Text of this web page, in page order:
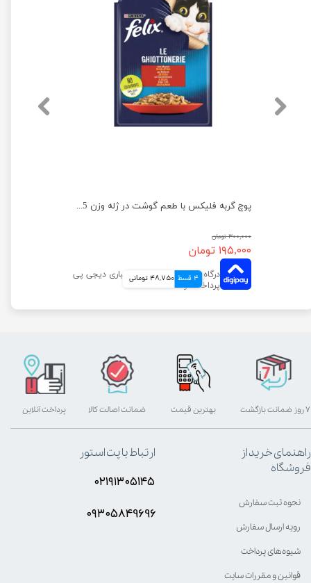
پوچ گربه فلیکس با طعم گوشت در ژله وزن 85 گرم
۳۰۰,۰۰۰ تومان
۱۹۵,۰۰۰ تومان
4 قسط 48,750 تومانی
بهترین قیمت پرداخت آنلاین ۷ روز ضمانت بازگشت ضمانت اصالت کالا
راهنمای خرید از
فروشگاه
نحوه ثبت سفارش
رویه ارسال سفارش
شیوه‌های پرداخت
قوانین و مقررات سایت
ارتباط با پت استور
۰۲۱۹۱۳۰۵۱۴۵
۰۹۳۰۵8۴9696